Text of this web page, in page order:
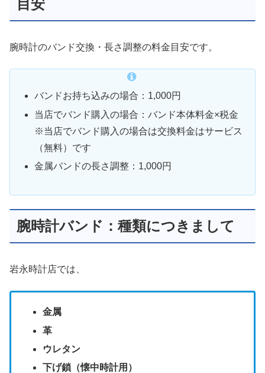
目安
腕時計のバンド交換・長さ調整の料金目安です。
バンドお持ち込みの場合：1,000円
当店でバンド購入の場合：バンド本体料金×税金
※当店でバンド購入の場合は交換料金はサービス
（無料）です
金属バンドの長さ調整：1,000円
腕時計バンド：種類につきまして
岩永時計店では、
金属
革
ウレタン
下げ鎖（懐中時計用）